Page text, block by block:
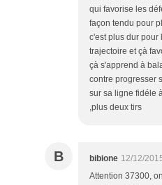
qui favorise les
façon tendu pour
c'est plus dur pour
trajectoire et çà
çà s'apprend à
contre progresser
sur sa ligne fidéle
,plus deux tirs
B bibione 12/12/
Attention 37300,